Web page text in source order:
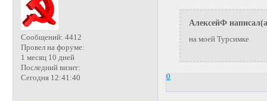
Сообщений: 4412
Провел на форуме:
1 месяц 10 дней
Последний визит:
Сегодня 12:41:40
АлексейФ
на моей Турсимке
0